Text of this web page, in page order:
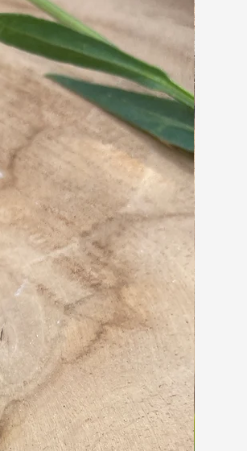
gewährleistet.
Anwendungstipps:
1. Legen Sie den Ring über Ihr Haar oder ein
paar Dreadlocks.
2. Schieben Sie den Holzstab durch den Ring,
um alles zu sichern.
3. Genießen Sie eine bequeme und stylische
Frisur, die den ganzen Tag hält.
Dieser große, einzigartige Dreadlock-Ring von
Dreads&Frutsels verleiht deiner Frisur einen
Hauch von Kunst und Natur. Perfekt für den
Alltag oder besondere Anlässe – dieser Ring
ist ein Must-have für alle, die einzigartige und
handgefertigte Accessoires lieben. Ergänze
deine Sammlung noch heute mit diesem
wunderschönen Ring und lass dein Haar
glänzen!